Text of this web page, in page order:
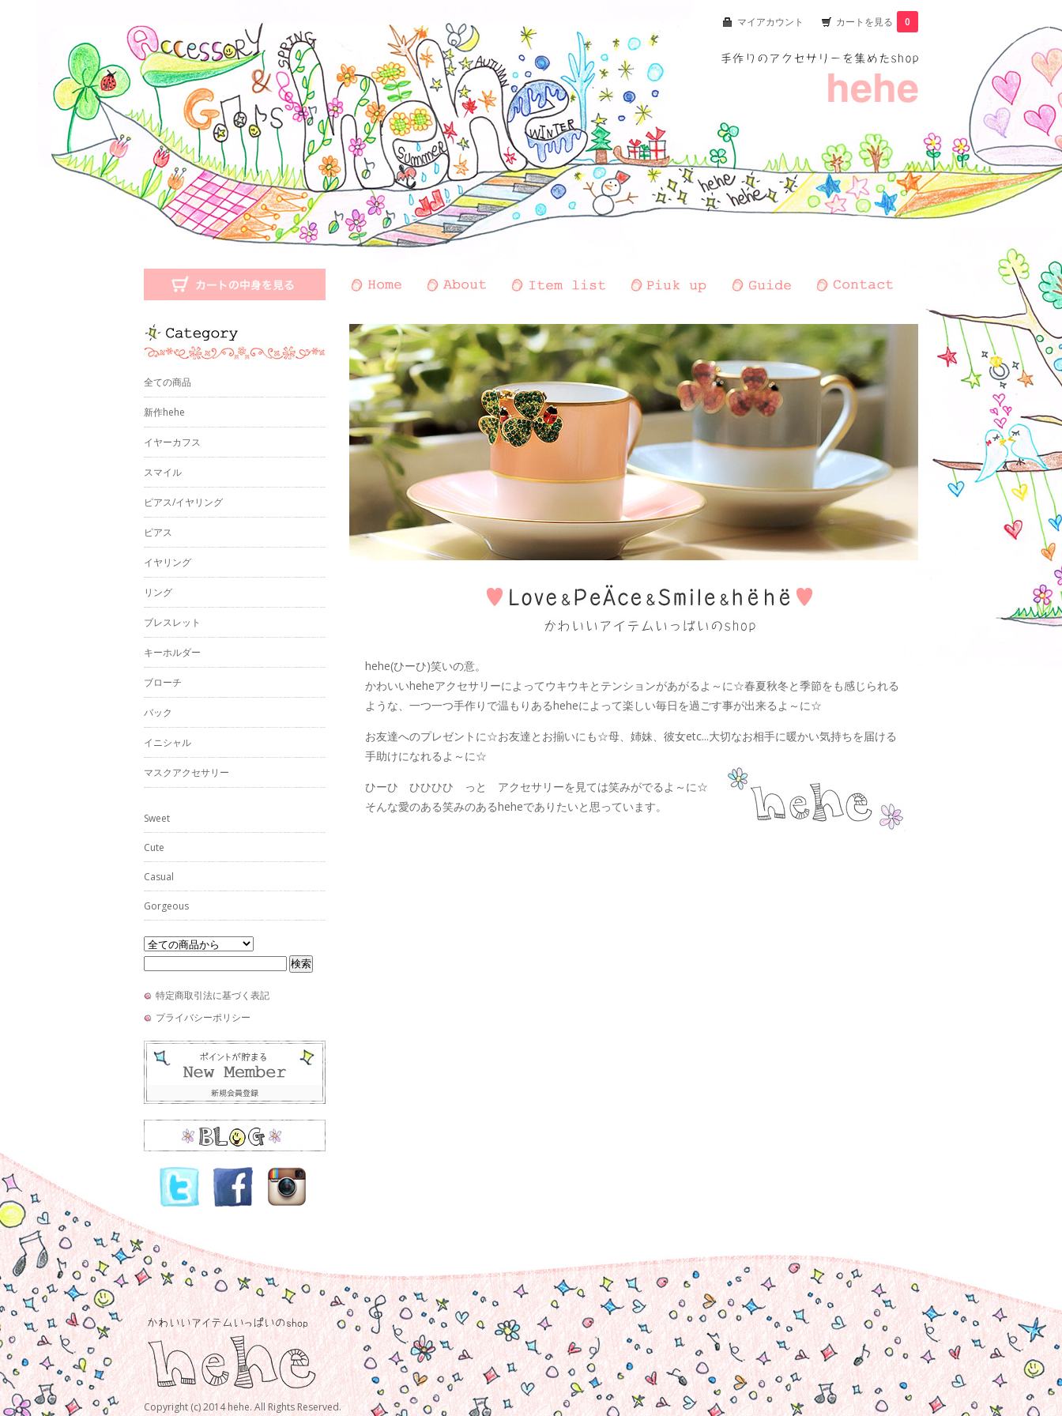
マイアカウント カートを見る 0
hehe(ひーひ)笑いの意。
かわいいheheアクセサリーによってウキウキとテンションがあがるよ～に☆春夏秋冬と季節をも感じられる
ような、一つ一つ手作りで温もりあるheheによって楽しい毎日を過ごす事が出来るよ～に☆
お友達へのプレゼントに☆お友達とお揃いにも☆母、姉妹、彼女etc...大切なお相手に暖かい気持ちを届ける
手助けになれるよ～に☆
ひーひ ひひひひ っと アクセサリーを見ては笑みがでるよ～に☆
そんな愛のある笑みのあるheheでありたいと思っています。
全ての商品
新作hehe
イヤーカフス
スマイル
ピアス/イヤリング
ピアス
イヤリング
リング
ブレスレット
キーホルダー
ブローチ
バック
イニシャル
マスクアクセサリー
Sweet
Cute
Casual
Gorgeous
特定商取引法に基づく表記
プライバシーポリシー
Copyright (c) 2014 hehe. All Rights Reserved.